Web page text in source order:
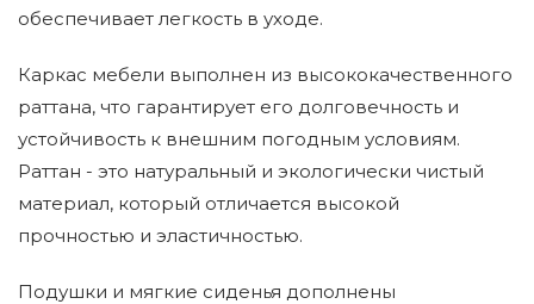
обеспечивает легкость в уходе.
Каркас мебели выполнен из высококачественного
раттана, что гарантирует его долговечность и
устойчивость к внешним погодным условиям.
Раттан - это натуральный и экологически чистый
материал, который отличается высокой
прочностью и эластичностью.
Подушки и мягкие сиденья дополнены